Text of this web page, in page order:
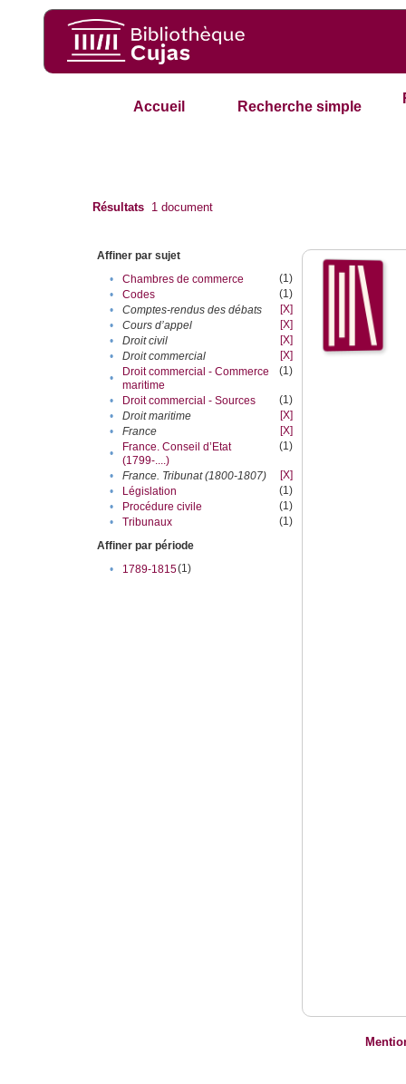
Accueil Recherche simple
Résultats 1 document
Affiner par sujet
•
Chambres de commerce
(1)
•
Codes
(1)
•
Comptes-rendus des débats
[X]
•
Cours d’appel
[X]
•
Droit civil
[X]
•
Droit commercial
[X]
•
Droit commercial - Commerce
maritime
(1)
• Droit commercial - Sources
(1)
•
Droit maritime
[X]
•
France
[X]
•
France. Conseil d’Etat
(1799-....)
(1)
• France. Tribunat (1800-1807)
[X]
•
Législation
(1)
•
Procédure civile
(1)
•
Tribunaux
(1)
Affiner par période
•
1789-1815(1)